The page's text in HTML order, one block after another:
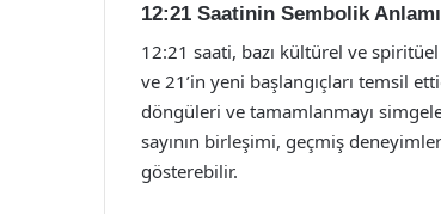
12:21 Saatinin Sembolik Anlamı
12:21 saati, bazı kültürel ve
ve 21’in yeni başlangıçları temsil
döngüleri ve tamamlanmayı
sayının birleşimi, geçmiş
gösterebilir.